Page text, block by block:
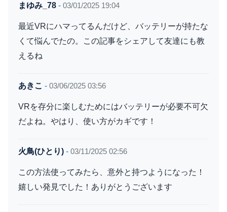
まゆみ_78 - 03/01/2025 19:04
最近VRにハマってるんだけど、バッテリーが持たな
くて悩んでたの。この記事をシェアして友達にも教
えるね
あきこ - 03/06/2025 03:56
VRを存分に楽しむためにはバッテリーが必要不可欠
だよね。やはり、使い方がカギです！
火鳥(ひとり) - 03/11/2025 02:56
この方法使ってみたら、意外と持つようになった！
嬉しい発見でした！ありがとうございます